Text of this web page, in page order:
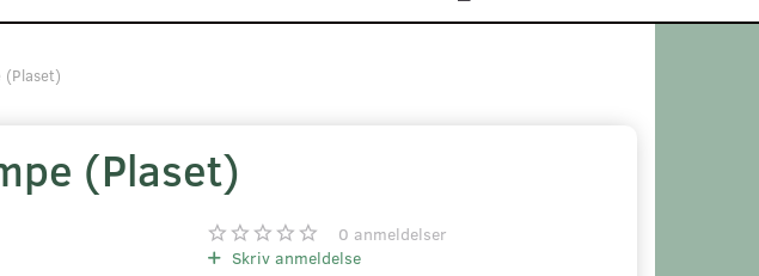
(Plaset)
(Plaset)
0 anmeldelser
Skriv anmeldelse